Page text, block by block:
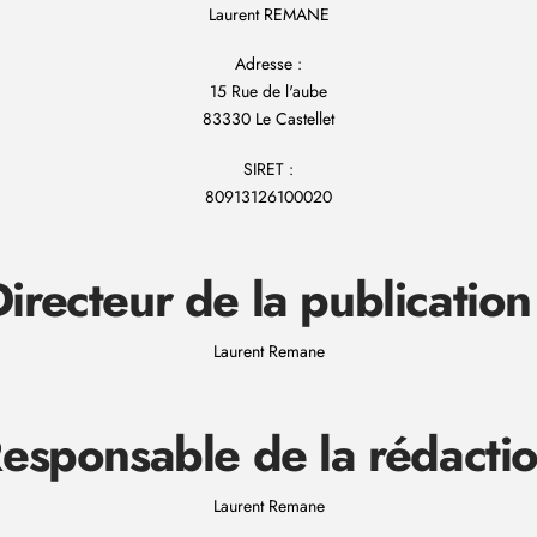
Laurent REMANE
Adresse :
15 Rue de l'aube
83330 Le Castellet
SIRET :
80913126100020
de la
Laurent Remane
de la
Laurent Remane